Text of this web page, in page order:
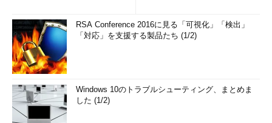
RSA Conference 2016に見る「可視化」「検出」
「対応」を支援する製品たち (1/2)
Windows 10のトラブルシューティング、まとめま
した (1/2)